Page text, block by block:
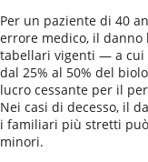
Per un paziente di 40
errore medico, il danno
tabellari vigenti — a cui
dal 25% al 50% del
lucro cessante per il
Nei casi di decesso, il
i familiari più stretti
minori.